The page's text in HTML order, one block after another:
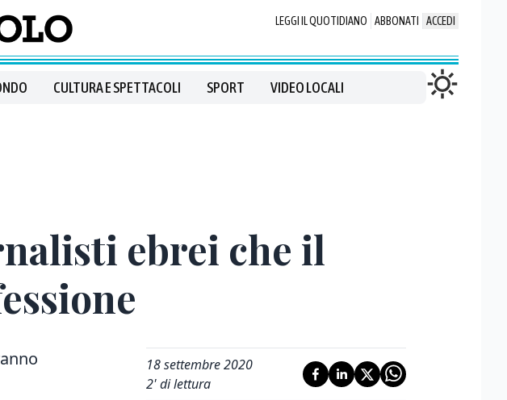
LEGGI IL QUOTIDIANO ABBONATI ACCEDI
CULTURA E SPETTACOLI SPORT VIDEO LOCALI
ebrei che il
18 settembre 2020
2' di lettura